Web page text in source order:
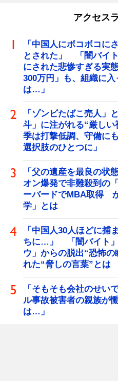
アクセス
「中国人にボコボコに
とされた」 「闇バイ
にされた悲惨すぎる実
300万円」も、組織に
は…」
「ゾンビたばこ売人」
斗」に注がれる“厳し
季は打撃低調、守備に
選択肢のひとつに」
「父の遺産を最良の
オン爆発で非難殺到の
ーバードでMBA取得
学」とは
「中国人30人ほどに捕
ちに…」 「闇バイト」
ウ」からの脱出“恐怖
れた“脅しの言葉”とは
「そもそも会社のせ
ル事故被害者の親族が
は…」